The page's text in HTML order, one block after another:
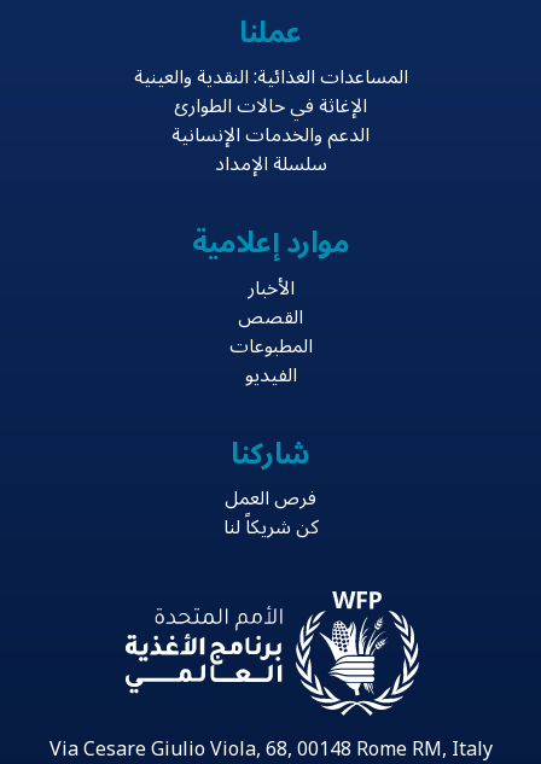
عملنا
المساعدات الغذائية: النقدية والعينية
الإغاثة في حالات الطوارئ
الدعم والخدمات الإنسانية
سلسلة الإمداد
موارد إعلامية
الأخبار
القصص
المطبوعات
الفيديو
شاركنا
فرص العمل
كن شريكاً لنا
Via Cesare Giulio Viola, 68, 00148 Rome RM, Italy